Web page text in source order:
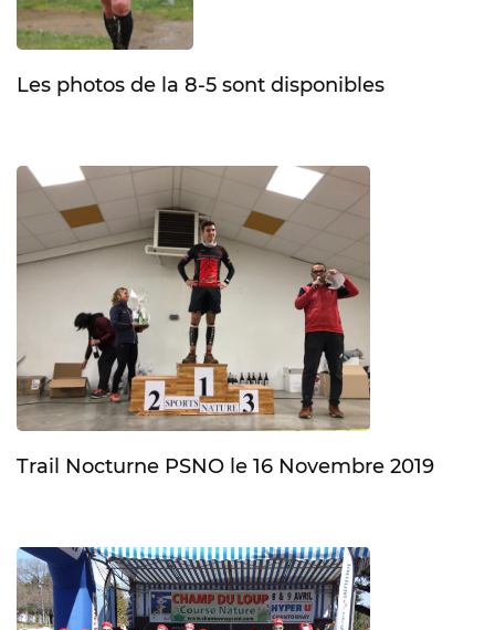
Les photos de la 8-5 sont disponibles
Trail Nocturne PSNO le 16 Novembre 2019